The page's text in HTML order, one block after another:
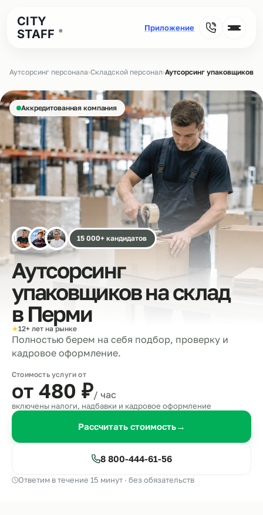
CITY
STAFF
®
Аутсорсинг персонала›Складской персонал›Аутсорсинг упаковщиков
Аккредитованная компания
15 000+ кандидатов
Аутсорсинг
упаковщиков на склад
в Перми
★12+ лет на рынке
Полностью берем на себя подбор, проверку и
кадровое оформление.
Стоимость услуги от
от 480 ₽/ час
включены налоги, надбавки и кадровое оформление
Рассчитать стоимость→
8 800-444-61-56
Ответим в течение 15 минут · без обязательств